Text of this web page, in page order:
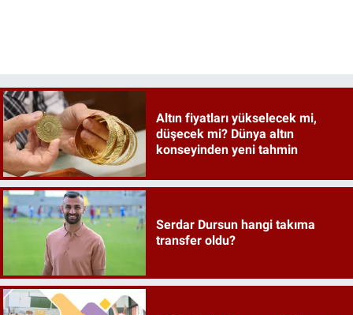
Altın fiyatları yükselecek mi,
düşecek mi? Dünya altın
konseyinden yeni tahmin
Serdar Dursun hangi takıma
transfer oldu?